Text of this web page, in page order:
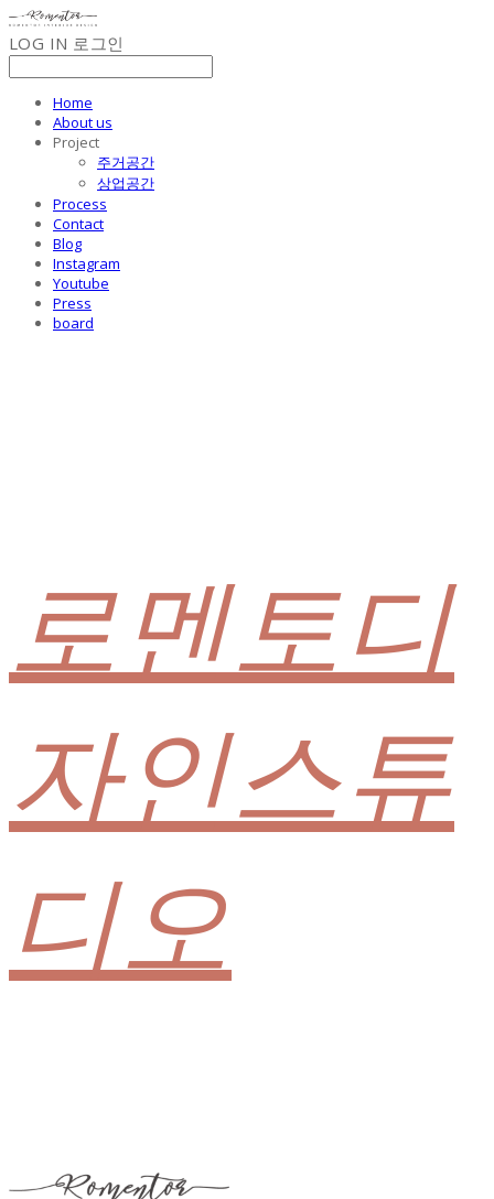
LOG IN 로그인
Home
About us
Project
주거공간
상업공간
Process
Contact
Blog
Instagram
Youtube
Press
board
로멘토디
자인스튜
디오